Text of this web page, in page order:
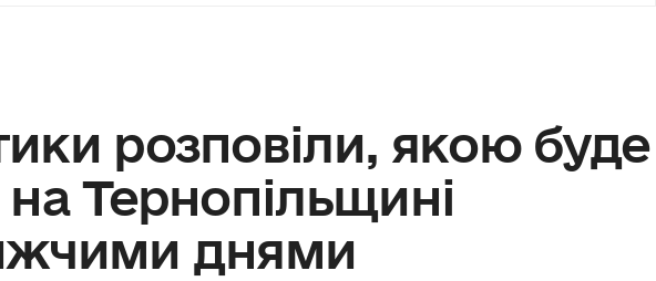
розповіли, якою буде
Тернопільщині
днями